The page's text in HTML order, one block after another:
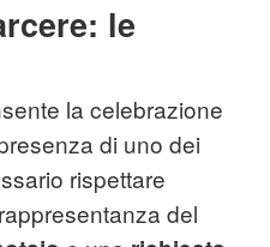
le
la celebrazione
di uno dei
rispettare
del